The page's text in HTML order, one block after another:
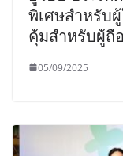
พิเศษสำหรับ
คุ้มสำหรับผู้ถื
05/09/2025